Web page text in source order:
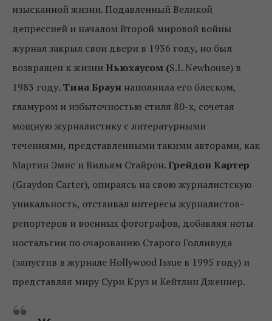
изысканной жизни. Подавленный Великой
депрессией и началом Второй мировой войны
журнал закрыл свои двери в 1936 году, но был
возвращен к жизни Ньюхаусом (S.I. Newhouse) в
1983 году. Тина Браун наполнила его блеском,
гламуром и избыточностью стиля 80-х, сочетая
мощную журналистику с литературными
течениями, представленными такими авторами, как
Мартин Эмис и Вильям Стайрон. Грейдон Картер
(Graydon Carter), опираясь на свою журналистскую
уникальность, отстаивал интересы журналистов-
репортеров и военных фотографов, добавляя ноты
ностальгии по очарованию Старого Голливуда
(запустив в журнале Hollywood Issue в 1995 году) и
представляя миру Сури Круз и Кейтлин Дженнер.